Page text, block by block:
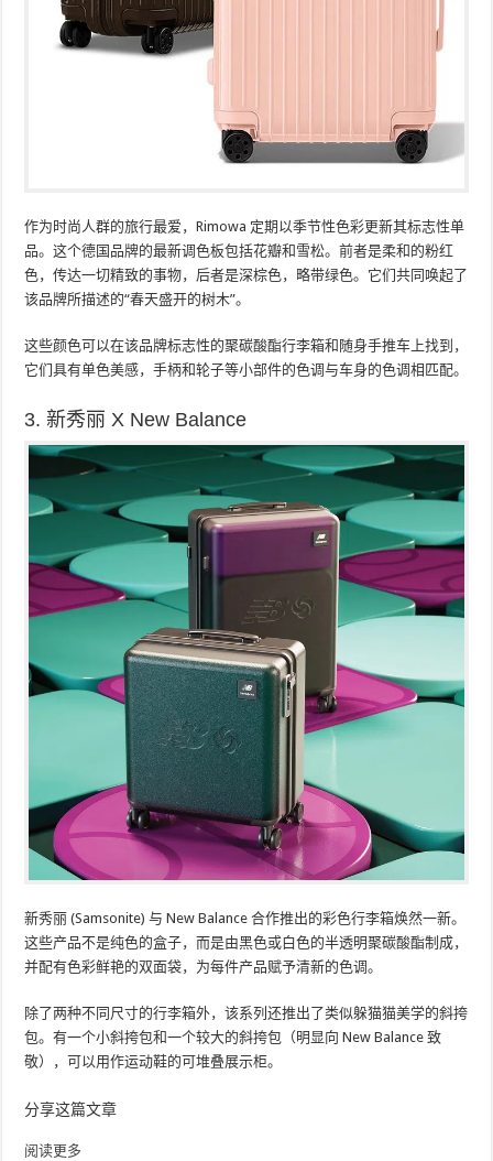
作为时尚人群的旅行最爱，Rimowa 定期以季节性色彩更新其标志性单
品。这个德国品牌的最新调色板包括花瓣和雪松。前者是柔和的粉红
色，传达一切精致的事物，后者是深棕色，略带绿色。它们共同唤起了
该品牌所描述的“春天盛开的树木”。
这些颜色可以在该品牌标志性的聚碳酸酯行李箱和随身手推车上找到，
它们具有单色美感，手柄和轮子等小部件的色调与车身的色调相匹配。
3. 新秀丽 X New Balance
新秀丽 (Samsonite) 与 New Balance 合作推出的彩色行李箱焕然一新。
这些产品不是纯色的盒子，而是由黑色或白色的半透明聚碳酸酯制成，
并配有色彩鲜艳的双面袋，为每件产品赋予清新的色调。
除了两种不同尺寸的行李箱外，该系列还推出了类似躲猫猫美学的斜挎
包。有一个小斜挎包和一个较大的斜挎包（明显向 New Balance 致
敬），可以用作运动鞋的可堆叠展示柜。
分享这篇文章
阅读更多